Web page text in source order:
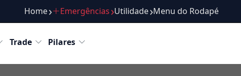
Home Emergências Utilidade Menu do Rodapé
Trade Pilares
Roteiros Passeios